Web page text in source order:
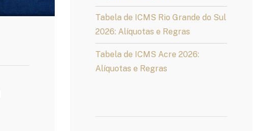
Tabela de ICMS Rio Grande do Sul
2026: Alíquotas e Regras
Tabela de ICMS Acre 2026:
Alíquotas e Regras